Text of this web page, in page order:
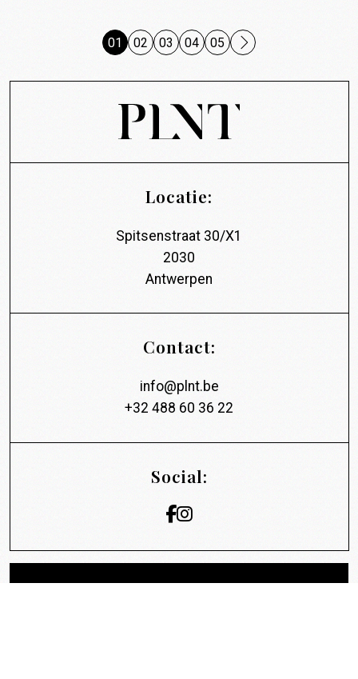
01 02 03 04 05
Locatie:
Spitsenstraat 30/X1
2030
Antwerpen
Contact:
info@plnt.be
+32 488 60 36 22
Social: